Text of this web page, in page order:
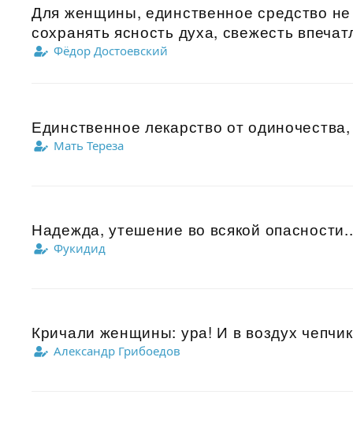
Для женщины, единственное средство
сохранять ясность духа, свежесть
Фёдор Достоевский
Единственное лекарство от
Мать Тереза
Надежда, утешение во всякой
Фукидид
Кричали женщины: ура! И в воздух
Александр Грибоедов